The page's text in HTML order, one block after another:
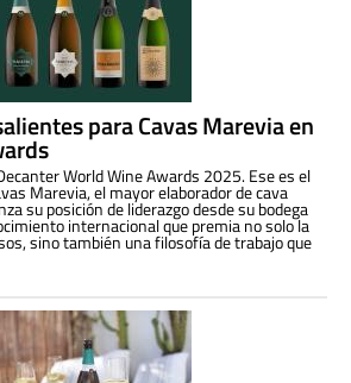
para Cavas Marevia en
World Wine Awards 2025. Ese es el
Marevia, el mayor elaborador de cava
su posición de liderazgo desde su bodega
internacional que premia no solo la
sino también una filosofía de trabajo que